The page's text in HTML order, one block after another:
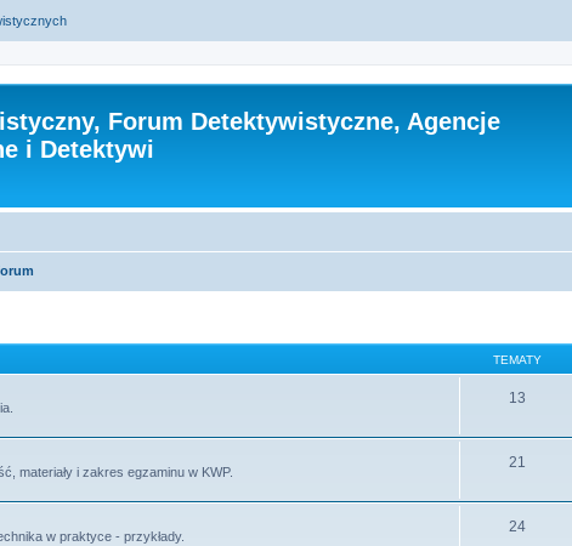
Forum Detektywistyczne, Agencje
i Detektywi
TEMATY
13
materiały i zakres egzaminu w KWP.
21
w praktyce - przykłady.
24